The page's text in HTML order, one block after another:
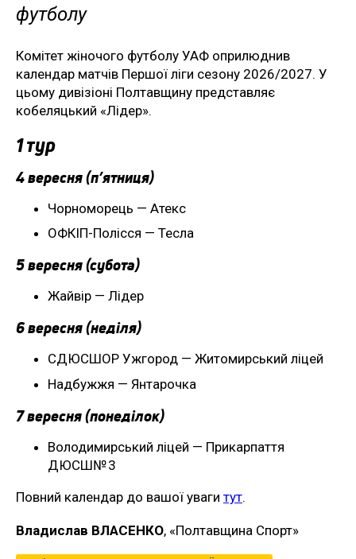
футболу
Комітет жіночого футболу УАФ оприлюднив
календар матчів Першої ліги сезону 2026/2027. У
цьому дивізіоні Полтавщину представляє
кобеляцький «Лідер».
1 тур
4 вересня (п’ятниця)
Чорноморець — Атекс
ОФКІП-Полісся — Тесла
5 вересня (субота)
Жайвір — Лідер
6 вересня (неділя)
СДЮСШОР Ужгород — Житомирський ліцей
Надбужжя — Янтарочка
7 вересня (понеділок)
Володимирський ліцей — Прикарпаття
ДЮСШ№ 3
Повний календар до вашої уваги тут.
Владислав ВЛАСЕНКО, «Полтавщина Спорт»